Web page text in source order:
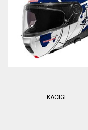
KACIGE